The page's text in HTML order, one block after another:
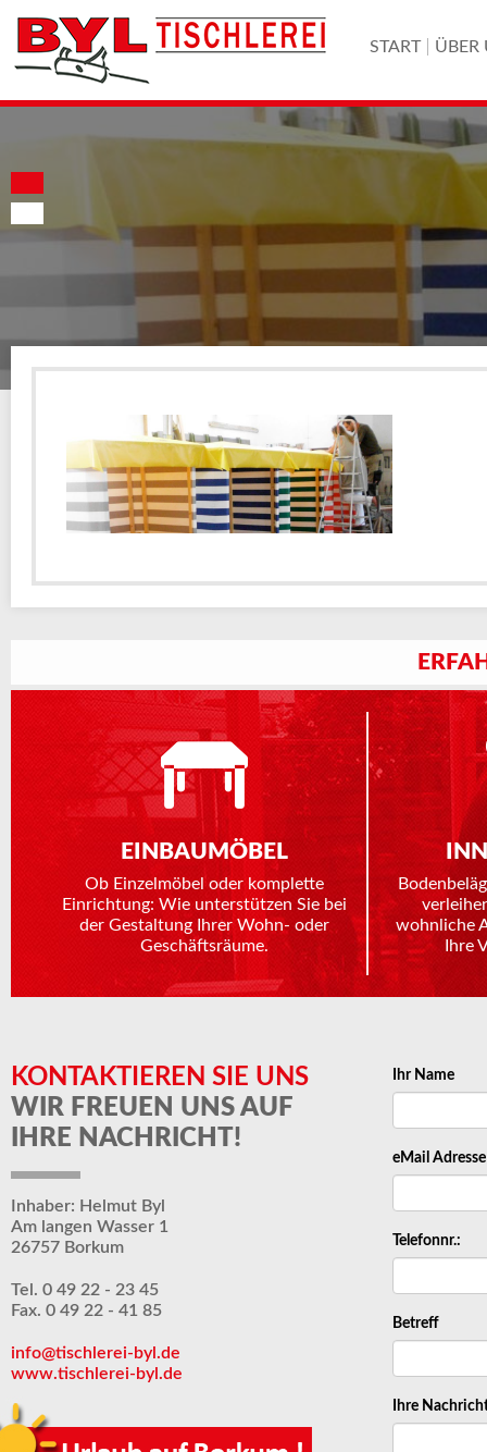
START ÜBER
EINBAUMÖBEL
Ob Einzelmöbel oder komplette
Einrichtung: Wie unterstützen Sie bei
der Gestaltung Ihrer Wohn- oder
Geschäftsräume.
wohnliche
Ihre
KONTAKTIEREN SIE UNS
WIR FREUEN UNS AUF
IHRE NACHRICHT!
Inhaber: Helmut Byl
Am langen Wasser 1
26757 Borkum
Tel. 0 49 22 - 23 45
Fax. 0 49 22 - 41 85
info@tischlerei-byl.de
www.tischlerei-byl.de
Ihr Name
eMail Adresse
Telefonnr.:
Betreff
Ihre